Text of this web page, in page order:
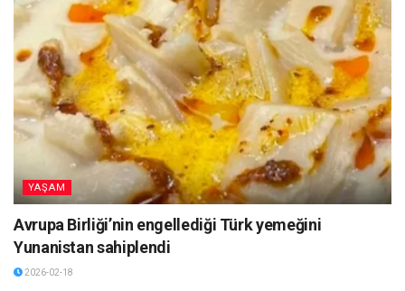
YAŞAM
Avrupa Birliği’nin engellediği Türk yemeğini
Yunanistan sahiplendi
2026-02-18